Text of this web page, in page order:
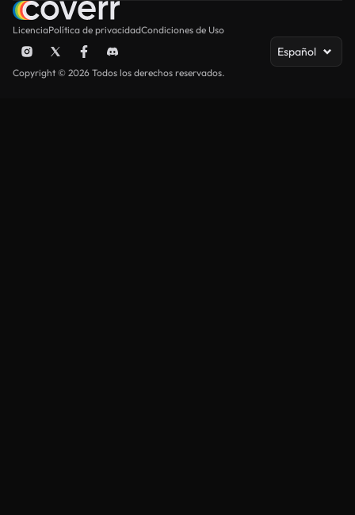
LicenciaPolítica de privacidadCondiciones de Uso
Español
Copyright © 2026 Todos los derechos reservados.